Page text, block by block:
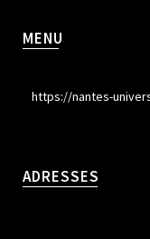
MENU
https://nantes-
ADRESSES